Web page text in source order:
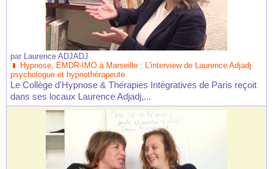
par Laurence ADJADJ
Hypnose, EMDR-IMO à Marseille : L'interview de Laurence Adjadj
psychologue et hypnothérapeute
Le Collège d'Hypnose & Thérapies Intégratives de Paris reçoit
dans ses locaux Laurence Adjadj,...